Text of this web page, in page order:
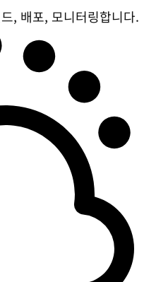
, 배포, 모니터링합니다.